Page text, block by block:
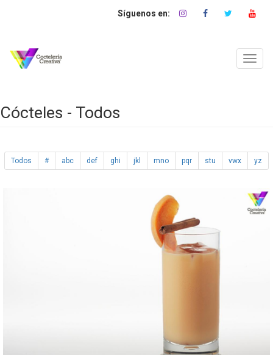
Cócteles - Todos
Todos # abc def ghi jkl mno pqr stu vwx yz